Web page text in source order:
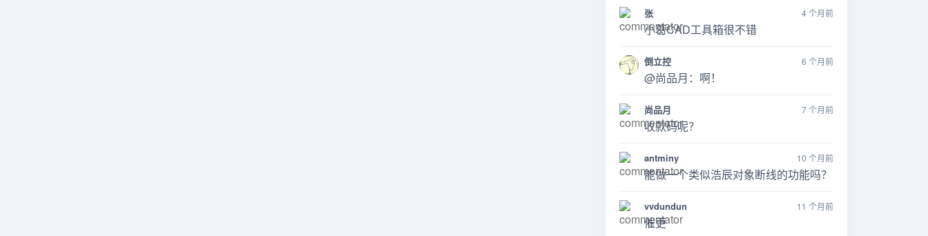
张 4 个月前
小葛CAD工具箱很不错
倒立控 6 个月前
@尚品月：啊！
尚品月 7 个月前
收款码呢？
antminy 10 个月前
能做一个类似浩辰对象断线的功能吗？
vvdundun 11 个月前
催更